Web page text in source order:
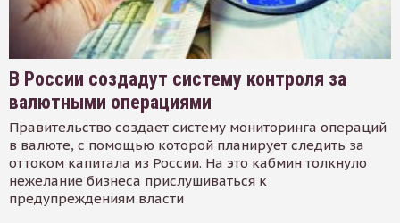
В России создадут систему контроля за
валютными операциями
Правительство создает систему мониторинга операций
в валюте, с помощью которой планирует следить за
оттоком капитала из России. На это кабмин толкнуло
нежелание бизнеса прислушиваться к
предупреждениям власти